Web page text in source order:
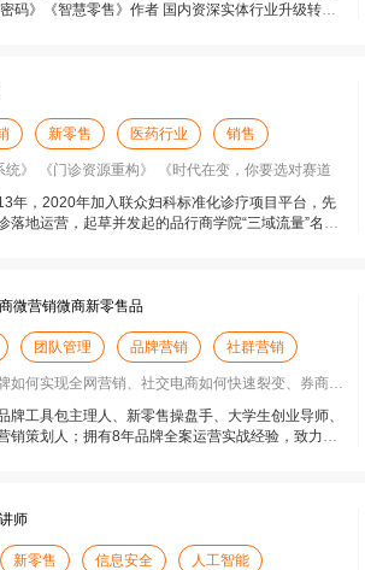
码》《智慧零售》作者 国内资深实体行业升级转型
新零售 医药行业 销售
统》 《门诊资源重构》 《时代在变，你要选对赛道
年，2020年加入联众妇科标准化诊疗项目平台，先
落地运营，起草并发起的品行商学院“三域流量”名医
微营销微商新零售品
团队管理 品牌营销 社群营销
何实现全网营销、社交电商如何快速裂变、券商如何快
牌工具包主理人、新零售操盘手、大学生创业导师、
销策划人；拥有8年品牌全案运营实战经验，致力于
师
新零售 信息安全 人工智能